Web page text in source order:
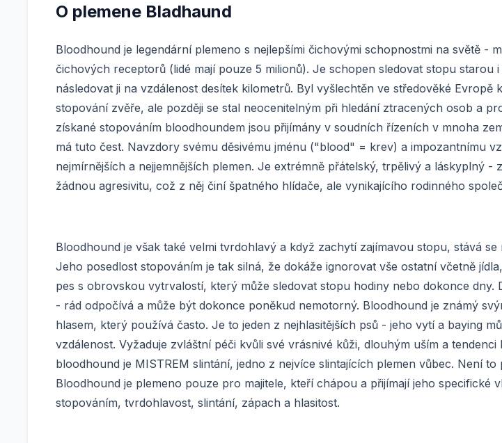
O plemene Bladhaund
Bloodhound je legendární plemeno s nejlepšími čichovými schopnostmi na světě -
čichových receptorů (lidé mají pouze 5 milionů). Je schopen sledovat stopu starou
následovat ji na vzdálenost desítek kilometrů. Byl vyšlechtěn ve středověké Evropě
stopování zvěře, ale později se stal neocenitelným při hledání ztracených osob a
získané stopováním bloodhoundem jsou přijímány v soudních řízeních v mnoha
má tuto čest. Navzdory svému děsivému jménu ("blood" = krev) a impozantnímu
nejmírnějších a nejjemnějších plemen. Je extrémně přátelský, trpělivý a láskyplný -
žádnou agresivitu, což z něj činí špatného hlídače, ale vynikajícího rodinného
Bloodhound je však také velmi tvrdohlavý a když zachytí zajímavou stopu, stává
Jeho posedlost stopováním je tak silná, že dokáže ignorovat vše ostatní včetně
pes s obrovskou vytrvalostí, který může sledovat stopu hodiny nebo dokonce dny.
- rád odpočívá a může být dokonce poněkud nemotorný. Bloodhound je známý
hlasem, který používá často. Je to jeden z nejhlasitějších psů - jeho vytí a baying
vzdálenost. Vyžaduje zvláštní péči kvůli své vrásnivé kůži, dlouhým uším a
bloodhound je MISTREM slintání, jedno z nejvíce slintajících plemen vůbec. Není to
Bloodhound je plemeno pouze pro majitele, kteří chápou a přijímají jeho specifické
stopováním, tvrdohlavost, slintání, zápach a hlasitost.